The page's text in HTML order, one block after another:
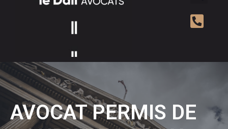
AVOCAT PERMIS DE